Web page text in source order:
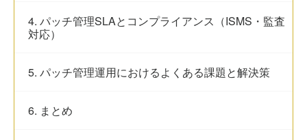
4. パッチ管理SLAとコンプライアンス（ISMS・監査
対応）
5. パッチ管理運用におけるよくある課題と解決策
6. まとめ